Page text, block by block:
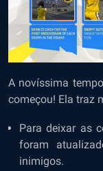
A novíssima
começou! Ela traz
Para deixar as
foram
inimigos.